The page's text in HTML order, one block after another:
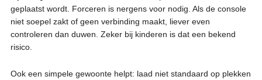
geplaatst wordt. Forceren is nergens voor nodig. Als de console
niet soepel zakt of geen verbinding maakt, liever even
controleren dan duwen. Zeker bij kinderen is dat een bekend
risico.
Ook een simpele gewoonte helpt: laad niet standaard op plekken